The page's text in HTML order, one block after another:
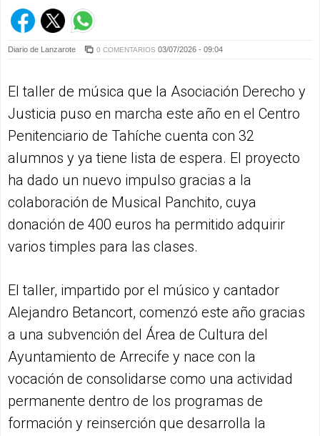
Diario de Lanzarote 0 COMENTARIOS 03/07/2026 - 09:04
El taller de música que la Asociación Derecho y
Justicia puso en marcha este año en el Centro
Penitenciario de Tahíche cuenta con 32
alumnos y ya tiene lista de espera. El proyecto
ha dado un nuevo impulso gracias a la
colaboración de Musical Panchito, cuya
donación de 400 euros ha permitido adquirir
varios timples para las clases.
El taller, impartido por el músico y cantador
Alejandro Betancort, comenzó este año gracias
a una subvención del Área de Cultura del
Ayuntamiento de Arrecife y nace con la
vocación de consolidarse como una actividad
permanente dentro de los programas de
formación y reinserción que desarrolla la